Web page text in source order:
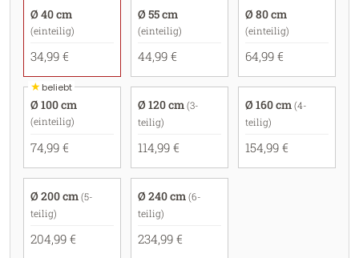
Ø 40 cm
(einteilig)
34,99 €
Ø 55 cm
(einteilig)
44,99 €
Ø 80 cm
(einteilig)
64,99 €
★beliebt
Ø 100 cm
(einteilig)
74,99 €
Ø 120 cm (3-
teilig)
114,99 €
Ø 160 cm (4-
teilig)
154,99 €
Ø 200 cm (5-
teilig)
204,99 €
Ø 240 cm (6-
teilig)
234,99 €